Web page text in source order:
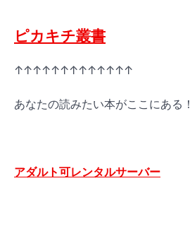
ピカキチ叢書
↑↑↑↑↑↑↑↑↑↑↑↑↑
あなたの読みたい本がここにある！
アダルト可レンタルサーバー